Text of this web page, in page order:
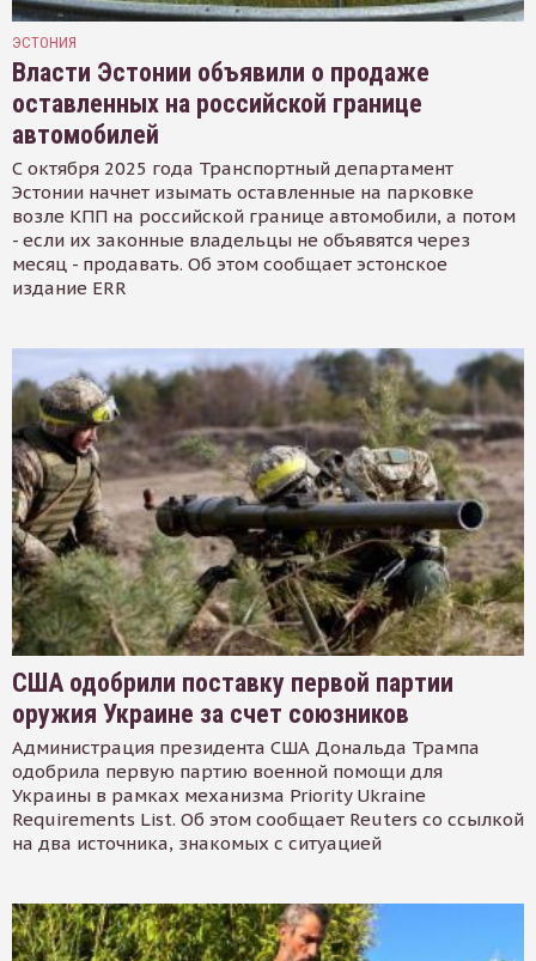
ЭСТОНИЯ
Власти Эстонии объявили о продаже
оставленных на российской границе
автомобилей
С октября 2025 года Транспортный департамент
Эстонии начнет изымать оставленные на парковке
возле КПП на российской границе автомобили, а потом
- если их законные владельцы не объявятся через
месяц - продавать. Об этом сообщает эстонское
издание ERR
США одобрили поставку первой партии
оружия Украине за счет союзников
Администрация президента США Дональда Трампа
одобрила первую партию военной помощи для
Украины в рамках механизма Priority Ukraine
Requirements List. Об этом сообщает Reuters со ссылкой
на два источника, знакомых с ситуацией